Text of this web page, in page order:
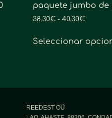
paquete jumbo de
38.30€ - 40.30€
Seleccionar
REEDEST OÜ